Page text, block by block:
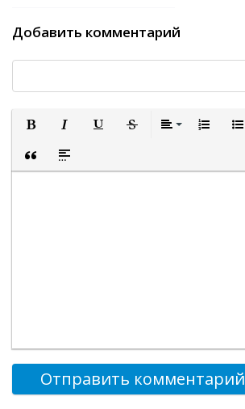
Добавить комментарий
Вставка цитаты
Вставка спойлера
Отправить комментарий